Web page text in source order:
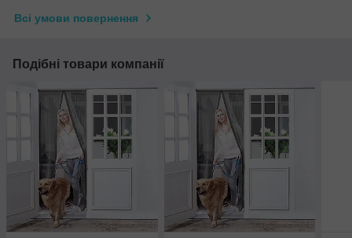
Всі умови повернення
Подібні товари компанії